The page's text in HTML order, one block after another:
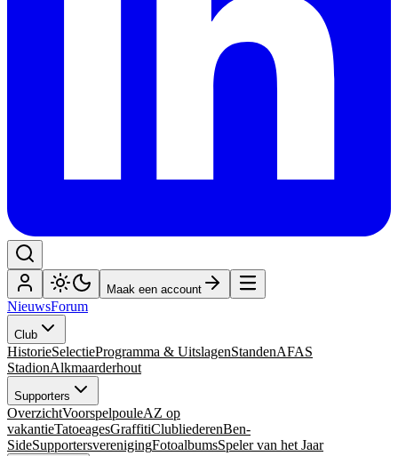
Maak een account
NieuwsForum
Club
HistorieSelectieProgramma & UitslagenStandenAFAS
StadionAlkmaarderhout
Supporters
OverzichtVoorspelpouleAZ op
vakantieTatoeagesGraffitiClubliederenBen-
SideSupportersverenigingFotoalbumsSpeler van het Jaar